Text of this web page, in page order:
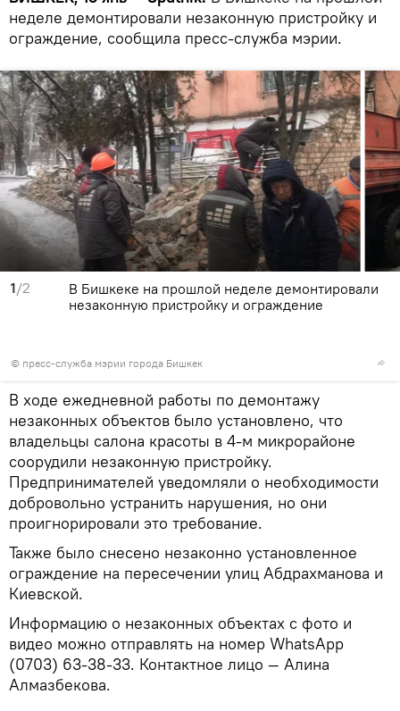
неделе демонтировали незаконную пристройку и
ограждение, сообщила пресс-служба мэрии.
1/2
© пресс-служба мэрии города Бишкек
В Бишкеке на прошлой неделе демонтировали
незаконную пристройку и ограждение
В ходе ежедневной работы по демонтажу
незаконных объектов было установлено, что
владельцы салона красоты в 4-м микрорайоне
соорудили незаконную пристройку.
Предпринимателей уведомляли о необходимости
добровольно устранить нарушения, но они
проигнорировали это требование.
Также было снесено незаконно установленное
ограждение на пересечении улиц Абдрахманова и
Киевской.
Информацию о незаконных объектах с фото и
видео можно отправлять на номер WhatsApp
(0703) 63-38-33. Контактное лицо — Алина
Алмазбекова.